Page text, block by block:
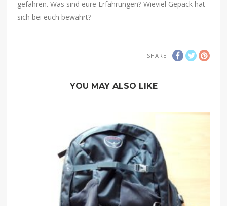
gefahren. Was sind eure Erfahrungen? Wieviel Gepäck hat
sich bei euch bewährt?
SHARE
YOU MAY ALSO LIKE